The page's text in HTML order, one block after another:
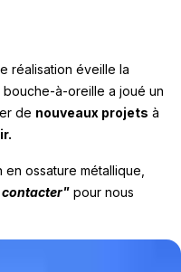
réalisation éveille la
à-oreille a joué un
de nouveaux projets à
ossature métallique,
contacter" pour nous